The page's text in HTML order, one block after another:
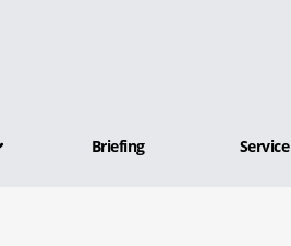
Briefing Service